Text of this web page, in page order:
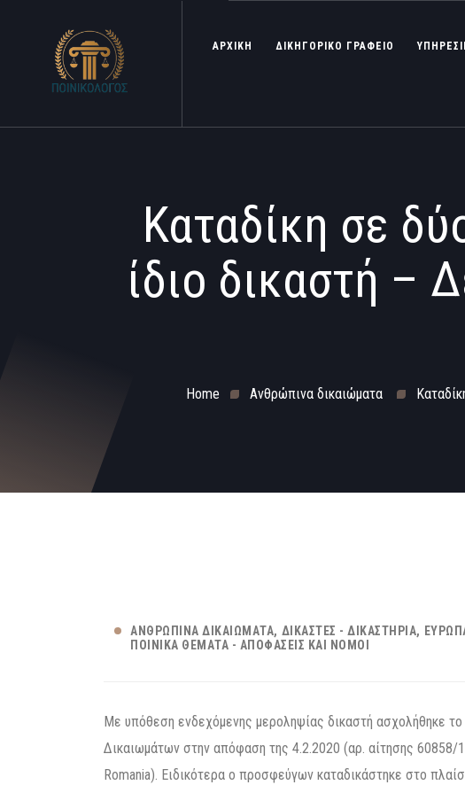
ΑΡΧΙΚΗ ΔΙΚΗΓΟΡΙΚΟ ΓΡΑΦΕΙΟ
Καταδίκη σε
ίδιο δικαστή –
Home Ανθρώπινα δικαιώματα
ΑΝΘΡΏΠΙΝΑ ΔΙΚΑΙΏΜΑΤΑ ΔΙΚΑΣΤΈΣ - ΔΙΚΑΣΤΉΡΙΑ
ΠΟΙΝΙΚΆ ΘΈΜΑΤΑ - ΑΠΟΦΆΣΕΙΣ ΚΑΙ ΝΌΜΟΙ
Με υπόθεση ενδεχόμενης μεροληψίας δικαστή ασχολήθηκε
Δικαιωμάτων στην απόφαση της 4.2.2020 (αρ. αίτησης 60858/
Romania). Ειδικότερα ο προσφεύγων καταδικάστηκε στο